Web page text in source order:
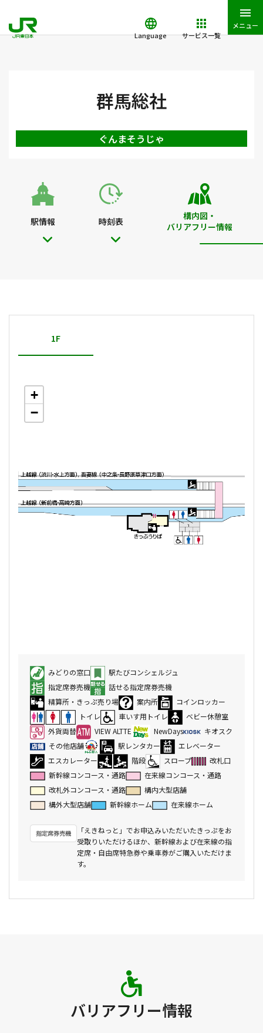
Language サービス一覧
メニュー
群馬総社
ぐんまそうじゃ
駅情報 時刻表
構内図・
バリアフリー情報
1F
+
−
みどりの窓口
駅たびコンシェルジュ
指定席券売機
話せる指定席券売機
精算所・きっぷ売り場
案内所
コインロッカー
トイレ
車いす用トイレ
ベビー休憩室
外貨両替
VIEW ALTTE NewDays
キオスク
その他店舗
駅レンタカー
エレベーター
エスカレーター
階段 スロープ
改札口
新幹線コンコース・通路
在来線コンコース・通路
改札外コンコース・通路
構内大型店舗
構外大型店舗
新幹線ホーム 在来線ホーム
「えきねっと」でお申込みいただいたきっぷをお
受取りいただけるほか、新幹線および在来線の指
定席・自由席特急券や乗車券がご購入いただけま
す。
バリアフリー情報